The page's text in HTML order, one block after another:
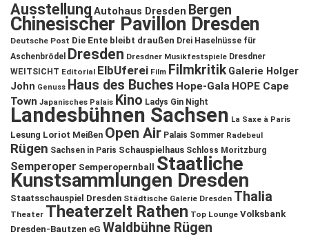
Ausstellung Autohaus Dresden Bergen
Chinesischer Pavillon Dresden
Deutsche Post Die Ente bleibt draußen Drei Haselnüsse für
Aschenbrödel
Dresden Dresdner Musikfestspiele Dresdner
WEITSICHT Editorial ElbUferei Film Filmkritik Galerie Holger
John Genuss Haus des Buches Hope-Gala HOPE Cape
Town Japanisches Palais Kino Ladys Gin Night
Landesbühnen Sachsen La Saxe à Paris
Lesung Loriot Meißen Open Air Palais Sommer Radebeul
Rügen Sachsen in Paris Schauspielhaus Schloss Moritzburg
Semperoper Semperopernball Staatliche
Kunstsammlungen Dresden
Staatsschauspiel Dresden Städtische Galerie Dresden Thalia
Theater Theaterzelt Rathen Top Lounge Volksbank
Dresden-Bautzen eG Waldbühne Rügen